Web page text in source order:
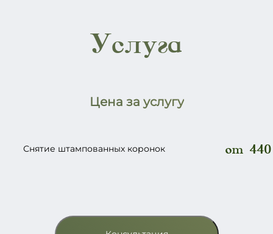
Услуга
Цена за услугу
Снятие штампованных коронок от 440